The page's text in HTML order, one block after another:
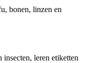
bonen, linzen en
leren etiketten